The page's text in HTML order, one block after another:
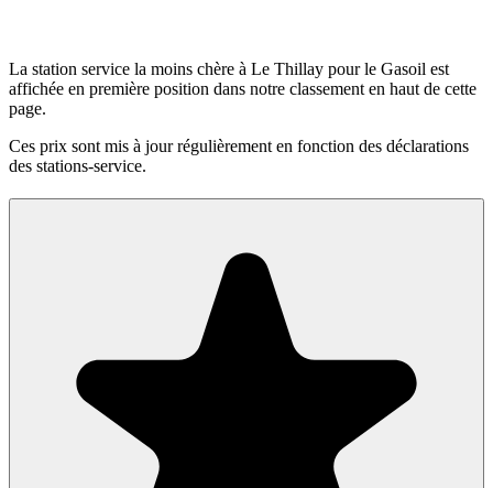
La station service la moins chère à Le Thillay pour le Gasoil est
affichée en première position dans notre classement en haut de cette
page.
Ces prix sont mis à jour régulièrement en fonction des déclarations
des stations-service.